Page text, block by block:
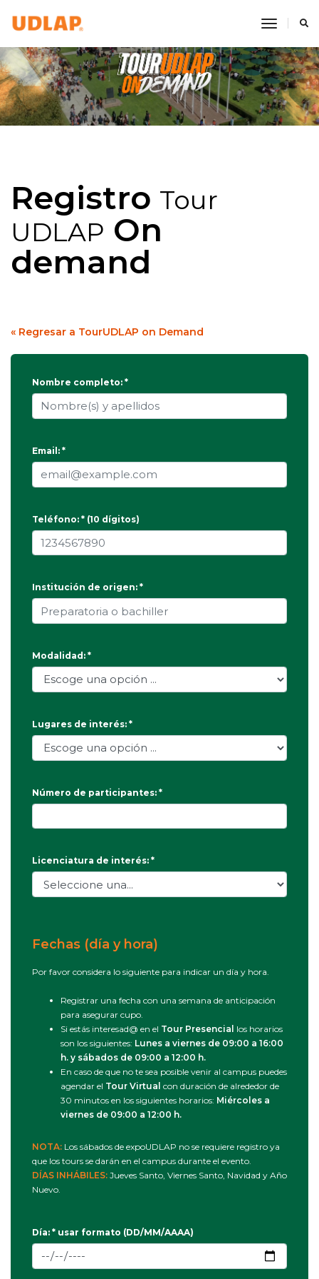
toggle
Registro Tour
UDLAP On
demand
« Regresar a TourUDLAP on Demand
Nombre completo: *
Email: *
Teléfono: * (10 dígitos)
Institución de origen: *
Modalidad: *
Lugares de interés: *
Número de participantes: *
Licenciatura de interés: *
Fechas (día y hora)
Por favor considera lo siguiente para indicar un día y hora.
Registrar una fecha con una semana de anticipación
para asegurar cupo.
Si estás interesad@ en el Tour Presencial los horarios
son los siguientes: Lunes a viernes de 09:00 a 16:00
h. y sábados de 09:00 a 12:00 h.
En caso de que no te sea posible venir al campus puedes
agendar el Tour Virtual con duración de alrededor de
30 minutos en los siguientes horarios: Miércoles a
viernes de 09:00 a 12:00 h.
NOTA: Los sábados de expoUDLAP no se requiere registro ya
que los tours se darán en el campus durante el evento.
DÍAS INHÁBILES: Jueves Santo, Viernes Santo, Navidad y Año
Nuevo.
Día: * usar formato (DD/MM/AAAA)